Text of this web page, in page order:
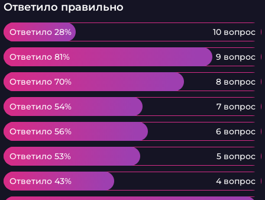
Ответило правильно
Ответило 28% 10 вопрос
Ответило 28%
Ответило 81% 9 вопрос
Ответило 81%
Ответило 70% 8 вопрос
Ответило 70%
Ответило 54% 7 вопрос
Ответило 54%
Ответило 56% 6 вопрос
Ответило 56%
Ответило 53% 5 вопрос
Ответило 53%
Ответило 43% 4 вопрос
Ответило 43%